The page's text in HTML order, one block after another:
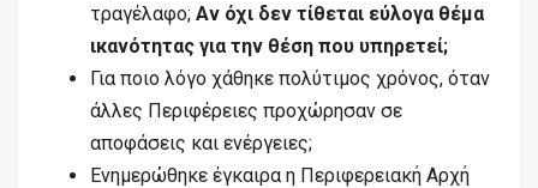
τραγέλαφο; Αν όχι δεν τίθεται εύλογα θέμα
ικανότητας για την θέση που υπηρετεί;
Για ποιο λόγο χάθηκε πολύτιμος χρόνος, όταν
άλλες Περιφέρειες προχώρησαν σε
αποφάσεις και ενέργειες;
Ενημερώθηκε έγκαιρα η Περιφερειακή Αρχή